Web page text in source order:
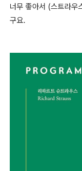
너무 좋아서 (스트라우
구요.